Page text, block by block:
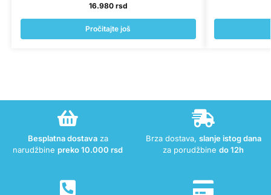
16.980 rsd
Pročitajte još
Besplatna dostavaza
narudžbine preko 10.000 rsd
Brza dostava, slanje istog dana
za porudžbine do 12h